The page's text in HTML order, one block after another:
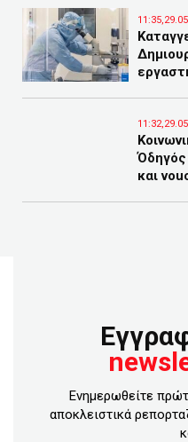
Όδηγός
και
Ενημερωθείτε
αποκλειστικά